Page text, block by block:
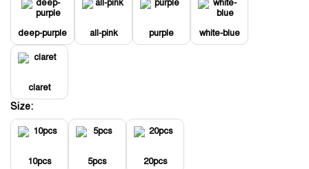
deep-purple all-pink purple white-blue
claret
Size:
10pcs 5pcs 20pcs